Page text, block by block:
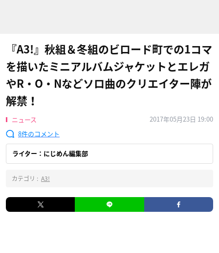
『A3!』秋組＆冬組のビロード町での1コマ
を描いたミニアルバムジャケットとエレガ
やR・O・Nなどソロ曲のクリエイター陣が
解禁！
ニュース
2017年05月23日 19:00
8
ライター：にじめん編集部
カテゴリ : A3!